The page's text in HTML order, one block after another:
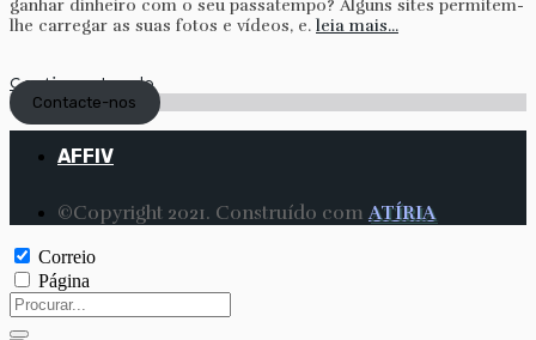
ganhar dinheiro com o seu passatempo? Alguns sites permitem-
lhe carregar as suas fotos e vídeos, e. leia mais...
Continuar Lendo
Contacte-nos
AFFIV
©Copyright 2021. Construído com ATÍRIA
Correio
Página